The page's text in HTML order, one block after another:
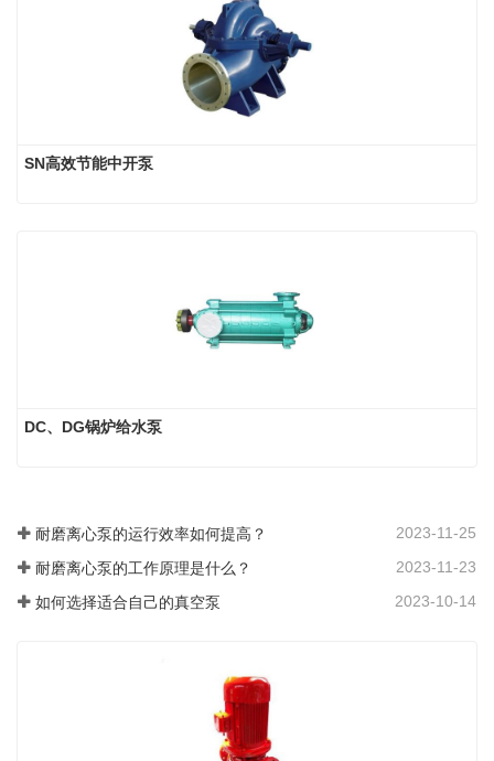
SN高效节能中开泵
DC、DG锅炉给水泵
耐磨离心泵的运行效率如何提高？ 2023-11-25
耐磨离心泵的工作原理是什么？ 2023-11-23
如何选择适合自己的真空泵 2023-10-14